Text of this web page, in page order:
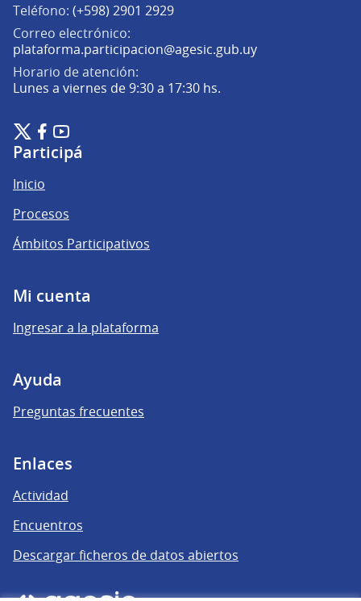
Teléfono: (+598) 2901 2929
Correo electrónico:
plataforma.participacion@agesic.gub.uy(Abrir en una
Horario de atención:
Lunes a viernes de 9:30 a 17:30 hs.
Plataforma de Participación Ciudadana Digital en X
(Enlace externo)
Plataforma de Participación Ciudadana Digital en Facebook
(Enlace externo)
Plataforma de Participación Ciudadana Digital en
(Enlace externo)
Participá
Inicio
Procesos
Ámbitos Participativos
Mi cuenta
Ingresar a la plataforma
Ayuda
Preguntas frecuentes
Enlaces
Actividad
Encuentros
Descargar ficheros de datos abiertos